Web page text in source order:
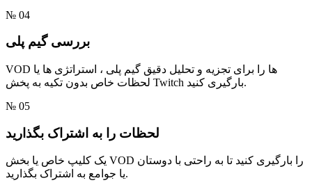
№ 04
بررسی گیم پلی
VOD ها را برای تجزیه و تحلیل دقیق گیم پلی ، استراتژی ها یا
لحظات خاص بدون تکیه به پخش Twitch بارگیری کنید.
№ 05
لحظات را به اشتراک بگذارید
یک کلیپ خاص یا بخش VOD را بارگیری کنید تا به راحتی با دوستان
یا جوامع به اشتراک بگذارید.